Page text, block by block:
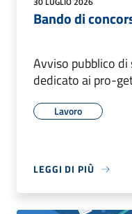
Bando di
Avviso pubblico
dedicato ai pro-
Lavoro
LEGGI DI PIÙ